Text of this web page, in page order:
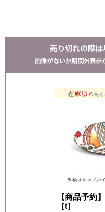
売り切れの際
画像がないか期間外表示